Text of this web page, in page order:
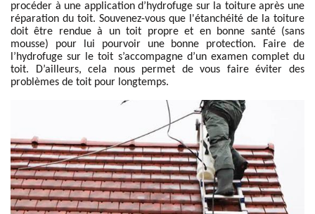
procéder à une application d’hydrofuge sur la toiture après une
réparation du toit. Souvenez-vous que l'étanchéité de la toiture
doit être rendue à un toit propre et en bonne santé (sans
mousse) pour lui pourvoir une bonne protection. Faire de
l’hydrofuge sur le toit s’accompagne d’un examen complet du
toit. D’ailleurs, cela nous permet de vous faire éviter des
problèmes de toit pour longtemps.